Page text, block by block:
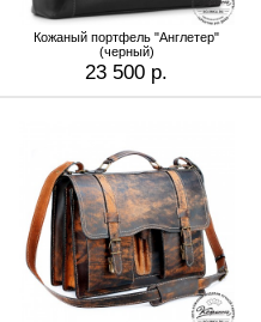
Кожаный портфель "Англетер"
(черный)
23 500 р.